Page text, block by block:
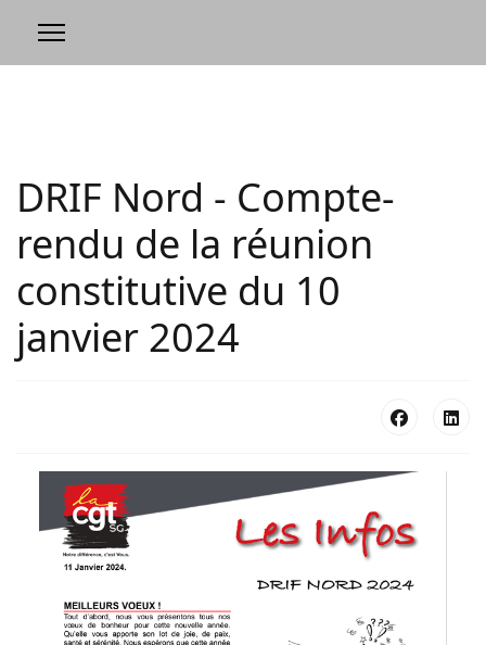
DRIF Nord - Compte-
rendu de la réunion
constitutive du 10
janvier 2024